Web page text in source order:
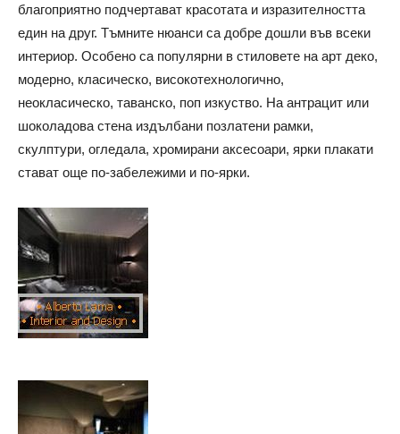
благоприятно подчертават красотата и изразителността
един на друг. Тъмните нюанси са добре дошли във всеки
интериор. Особено са популярни в стиловете на арт деко,
модерно, класическо, високотехнологично,
неокласическо, таванско, поп изкуство. На антрацит или
шоколадова стена издълбани позлатени рамки,
скулптури, огледала, хромирани аксесоари, ярки плакати
стават още по-забележими и по-ярки.